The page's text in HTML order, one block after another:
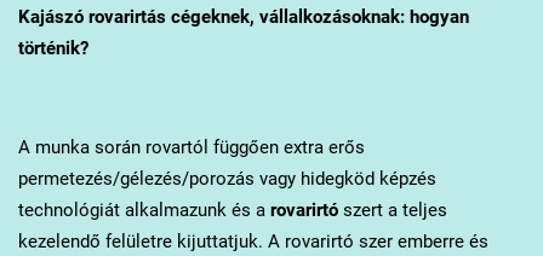
Kajászórovarirtás cégeknek, vállalkozásoknak: hogyan
történik?
A munka során rovartól függően extra erős
permetezés/gélezés/porozás vagy hidegköd képzés
technológiát alkalmazunk és a rovarirtószert a teljes
kezelendő felületre kijuttatjuk. A rovarirtó szer emberre és